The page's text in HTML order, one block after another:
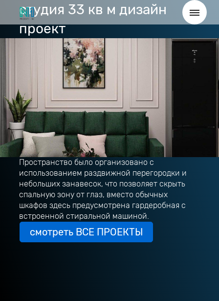
студия 33 кв м дизайн
проект
Пространство было организовано с
использованием раздвижной перегородки и
небольших занавесок, что позволяет скрыть
спальную зону от глаз, вместо обычных
шкафов здесь предусмотрена гардеробная с
встроенной стиральной машиной.
смотреть ВСЕ ПРОЕКТЫ